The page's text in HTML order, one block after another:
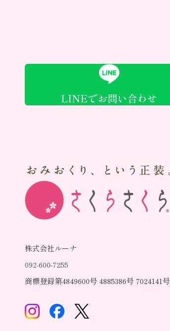
LINEでお問い合わせ
株式会社ルーナ
092-600-7255
商標登録第4849600号 4885386号 7024141号